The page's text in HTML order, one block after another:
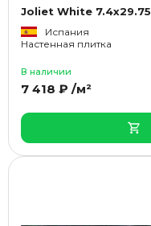
Joliet White 7.4x29.75
Испания
Настенная плитка
В наличии
7 418 ₽ /м²